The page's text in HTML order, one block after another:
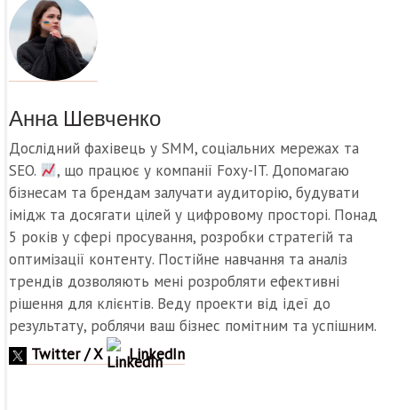
Анна Шевченко
Дослідний фахівець у SMM, соціальних мережах та
SEO.
, що працює у компанії Foxy-IT. Допомагаю
бізнесам та брендам залучати аудиторію, будувати
імідж та досягати цілей у цифровому просторі. Понад
5 років у сфері просування, розробки стратегій та
оптимізації контенту. Постійне навчання та аналіз
трендів дозволяють мені розробляти ефективні
рішення для клієнтів. Веду проекти від ідеї до
результату, роблячи ваш бізнес помітним та успішним.
Twitter / X
LinkedIn